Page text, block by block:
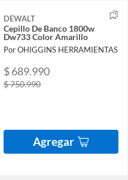
DEWALT
Cepillo De Banco 1800w
Dw733 Color Amarillo
Por OHIGGINS HERRAMIENTAS
$ 689.990
$ 750.990
Agregar